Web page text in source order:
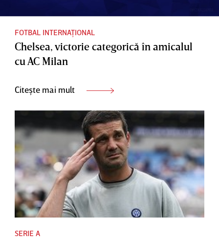
FOTBAL INTERNAȚIONAL
Chelsea, victorie categorică în amicalul
cu AC Milan
Citește mai mult
SERIE A